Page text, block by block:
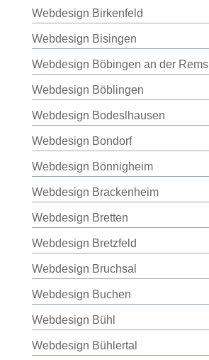
Webdesign Birkenfeld
Webdesign Bisingen
Webdesign Böbingen an der Rems
Webdesign Böblingen
Webdesign Bodeslhausen
Webdesign Bondorf
Webdesign Bönnigheim
Webdesign Brackenheim
Webdesign Bretten
Webdesign Bretzfeld
Webdesign Bruchsal
Webdesign Buchen
Webdesign Bühl
Webdesign Bühlertal